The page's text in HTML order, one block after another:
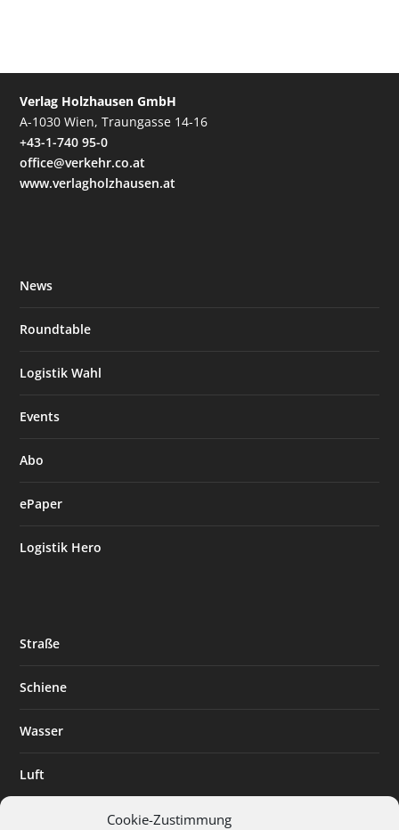
Cookie-Zustimmung
Verlag Holzhausen GmbH
A-1030 Wien, Traungasse 14-16
+43-1-740 95-0
office@verkehr.co.at
www.verlagholzhausen.at
News
Roundtable
Logistik Wahl
Events
Abo
ePaper
Logistik Hero
Straße
Schiene
Wasser
Luft